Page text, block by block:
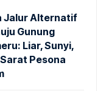
Jalur Alternatif
Gunung
Liar, Sunyi,
Pesona